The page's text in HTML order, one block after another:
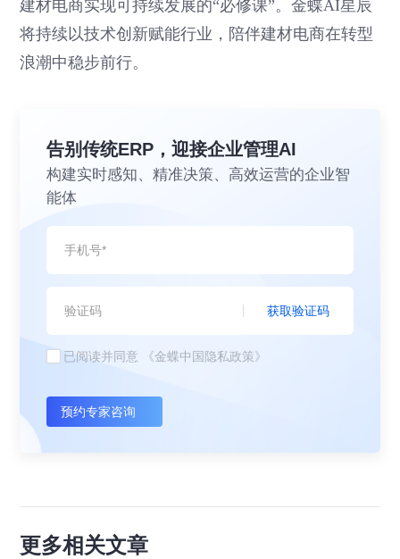
建材电商实现可持续发展的“必修课”。金蝶AI星辰
将持续以技术创新赋能行业，陪伴建材电商在转型
浪潮中稳步前行。
告别传统ERP，迎接企业管理AI
构建实时感知、精准决策、高效运营的企业智
能体
获取验证码
已阅读并同意 《金蝶中国隐私政策》
预约专家咨询
更多相关文章